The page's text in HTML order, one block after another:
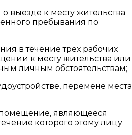
выезде к месту жительства
пребывания по
в течение трех рабочих
к месту жительства или
личным обстоятельствам;
перемене места
являющееся
которого этому лицу